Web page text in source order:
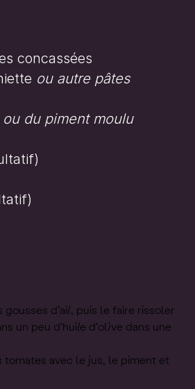
concassées
ou autre pâtes
ou du piment moulu
d’ail, puis le faire rissoler
un peu d'huile d'olive dans une
tomates avec le jus, le piment et